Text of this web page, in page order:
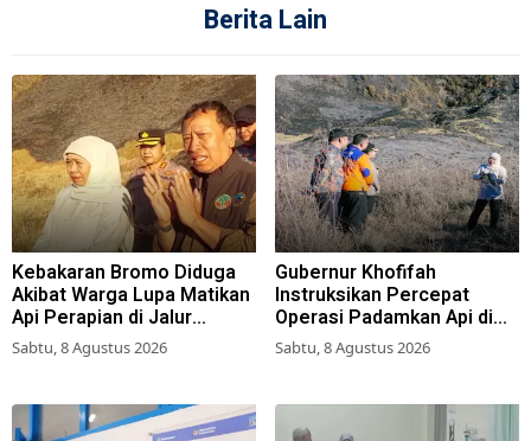
Berita Lain
Kebakaran Bromo Diduga
Akibat Warga Lupa Matikan
Api Perapian di Jalur
Tradisional
Sabtu, 8 Agustus 2026
Gubernur Khofifah
Instruksikan Percepat
Operasi Padamkan Api di
Wisata Bromo
Sabtu, 8 Agustus 2026